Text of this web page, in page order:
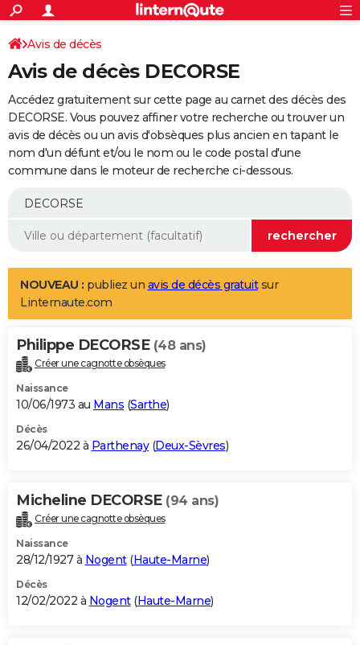
ACTUALITÉS
Politique
Société
Faits Divers
Education
Monde
Villes
+
SPORT
Coupe du monde 2026
Football
Tennis
Cyclisme
Rugby
Forum
Programme TV
TNT
Streaming
Cinéma
Sorties cinéma
Musique
+
FINANCE
Retraite
Epargne
Immobilier
Risques naturels par ville
Banque
Assurance
AUTO
Essais
Réserver un essai
Citadines
Berlines
SUV
Forum auto
+
Mobiles
Meilleur smartphone
Internet
Ordinateurs
Jeux vidéo
Guide high-tech
Aménagement intérieur
LIFESTYLE
Art de vivre
Bien-être
Loisirs
Mode
Modes de vie
Alimentation
Guide de la santé
Maladies
Médicaments
Sommeil
VOYAGE
Destinations
City break
Voyage nature
Voyage de noces
Forum
Climat
+PHOTO
GUIDES D'ACHAT
BONS PLANS
Carte de Noël
Carte Bonne année
Carte Saint-Valentin
Carte Pâques
Carte d'anniversaire
DICTIONNAIRE
Dictionnaire
Biographies
Citations
Expressions
Proverbes
PROGRAMME TV
S'inscrire
Se connecter
Lycées
Collèges
Primaires
Universités
Entreprises
Service militaire
Avis de recherche
AVIS DE DÉCÈS
Avis de décès
Avis de décès DECORSE
Accédez gratuitement sur cette page au carnet des décès des
DECORSE. Vous pouvez affiner votre recherche ou trouver un
avis de décès ou un avis d'obsèques plus ancien en tapant le
nom d'un défunt et/ou le nom ou le code postal d'une
commune dans le moteur de recherche ci-dessous.
NOUVEAU : publiez un avis de décès gratuitsur
Linternaute.com
Philippe DECORSE (48 ans)
Créer une cagnotte obsèques
Naissance
10/06/1973 au Mans (Sarthe)
Décès
26/04/2022 à Parthenay(Deux-Sèvres)
Micheline DECORSE (94 ans)
Créer une cagnotte obsèques
Naissance
28/12/1927 à Nogent(Haute-Marne)
Décès
12/02/2022 à Nogent(Haute-Marne)